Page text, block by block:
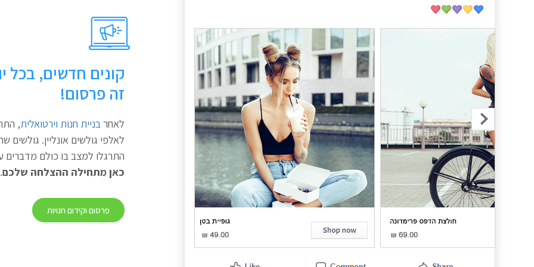
קונים חדשים, בכל
זה פרסום!
לאחרבניית חנות וירטואלית,
לאלפי גולשים אונליין.
התרגלו למצב בו כולם מדברים
כאן מתחילה ההצלחה שלכם.
פרסום וקידום חנויות